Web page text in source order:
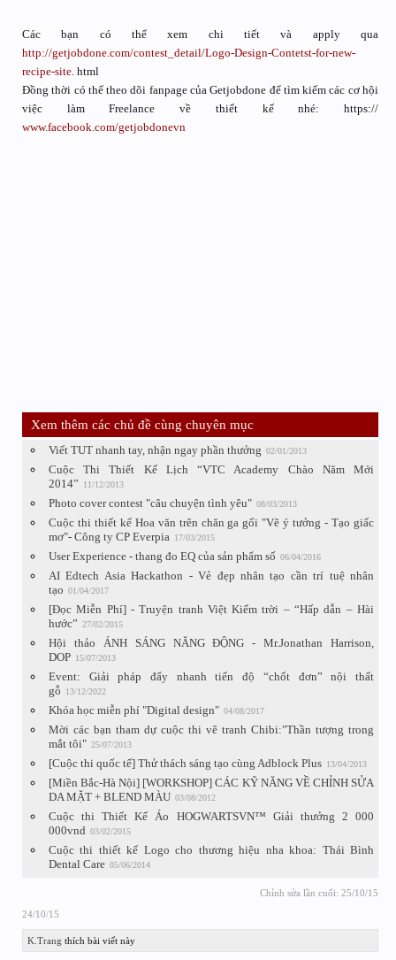
Các bạn có thể xem chi tiết và apply qua
http://getjobdone.com/contest_detail/Logo-Design-Contetst-for-new-
recipe-site. html
Đồng thời có thể theo dõi fanpage của Getjobdone để tìm kiếm các cơ hội
việc làm Freelance về thiết kế nhé: https://
www.facebook.com/getjobdonevn
Xem thêm các chủ đề cùng chuyên mục
Viết TUT nhanh tay, nhận ngay phần thưởng 02/01/2013
Cuộc Thi Thiết Kế Lịch “VTC Academy Chào Năm Mới
2014”
11/12/2013
Photo cover contest "câu chuyện tình yêu" 08/03/2013
Cuộc thi thiết kế Hoa văn trên chăn ga gối "Vẽ ý tưởng - Tạo giấc
mơ"- Công ty CP Everpia 17/03/2015
User Experience - thang đo EQ của sản phẩm số 06/04/2016
AI Edtech Asia Hackathon - Vẻ đẹp nhân tạo cần trí tuệ nhân
tạo 01/04/2017
[Đọc Miễn Phí] - Truyện tranh Việt Kiếm trời – “Hấp dẫn – Hài
hước” 27/02/2015
Hội thảo ÁNH SÁNG NĂNG ĐỘNG - Mr.Jonathan Harrison,
DOP 15/07/2013
Event: Giải pháp đẩy nhanh tiến độ “chốt đơn” nội thất
gỗ
13/12/2022
Khóa học miễn phí "Digital design" 04/08/2017
Mời các bạn tham dự cuộc thi vẽ tranh Chibi:"Thần tượng trong
mắt tôi" 25/07/2013
[Cuộc thi quốc tế] Thử thách sáng tạo cùng Adblock Plus 13/04/2013
[Miền Bắc-Hà Nội] [WORKSHOP] CÁC KỸ NĂNG VỀ CHỈNH SỬA
DA MẶT + BLEND MÀU 03/08/2012
Cuộc thi Thiết Kế Áo HOGWARTSVN™ Giải thưởng 2 000
000vnd 03/02/2015
Cuộc thi thiết kế Logo cho thương hiệu nha khoa: Thái Bình
Dental Care 05/06/2014
Chỉnh sửa lần cuối: 25/10/15
24/10/15
K.Trang thích bài viết này